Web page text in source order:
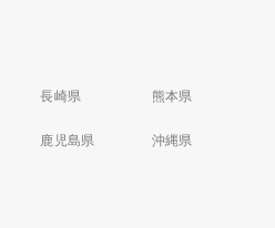
長崎県 熊本県
鹿児島県 沖縄県